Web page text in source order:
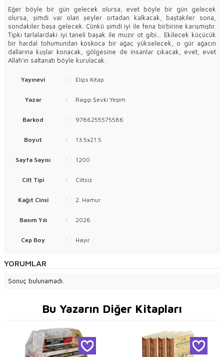
Eğer böyle bir gün gelecek olursa, evet böyle bir gün gelecek
olursa, şimdi var olan şeyler ortadan kalkacak, baştakiler sona,
sondakiler başa gelecek. Çünkü şimdi iyi ile fena birbirine karışmıştır.
Tıpkı tarlalardaki iyi taneli başak ile muzır ot gibi... Ekilecek küçücük
bir hardal tohumundan koskoca bir ağaç yükselecek, o gür ağacın
dallarına kuşlar konacak, gölgesine de insanlar çıkacak, evet, evet
Allah’ın saltanatı böyle kurulacak.
Yayınevi : Elips Kitap
Yazar : Ragıp Şevki Yeşim
Barkod : 9786255575586
Boyut : 13.5x21.5
Sayfa Sayısı : 1200
Cilt Tipi : Ciltsiz
Kağıt Cinsi : 2. Hamur
Basım Yılı : 2026
Cep Boy : Hayır
YORUMLAR
Sonuç bulunamadı.
Bu Yazarın Diğer Kitapları